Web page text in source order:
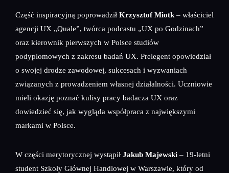
Część inspiracyjną poprowadził Krzysztof Miotk – właściciel
agencji UX „Quale”, twórca podcastu „UX po Godzinach”
oraz kierownik pierwszych w Polsce studiów
podyplomowych z zakresu badań UX. Prelegent opowiedział
o swojej drodze zawodowej, sukcesach i wyzwaniach
związanych z prowadzeniem własnej działalności. Uczniowie
mieli okazję poznać kulisy pracy badacza UX oraz
dowiedzieć się, jak wygląda współpraca z największymi
markami w Polsce.
W części merytorycznej wystąpił Jakub Majewski – 19-letni
student Szkoły Głównej Handlowej w Warszawie, który od